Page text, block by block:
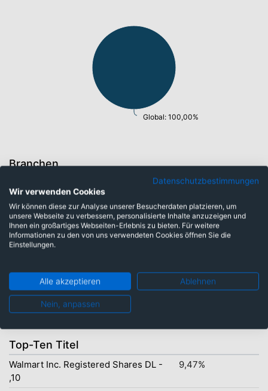
Global: 100,00%
Branchen
Top-Ten Titel
Walmart Inc. Registered Shares DL -
,10
9,47%
Datenschutzbestimmungen
Wir verwenden Cookies
Wir können diese zur Analyse unserer Besucherdaten platzieren, um
unsere Webseite zu verbessern, personalisierte Inhalte anzuzeigen und
Ihnen ein großartiges Webseiten-Erlebnis zu bieten. Für weitere
Informationen zu den von uns verwendeten Cookies öffnen Sie die
Einstellungen.
Alle akzeptieren Ablehnen
Nein, anpassen